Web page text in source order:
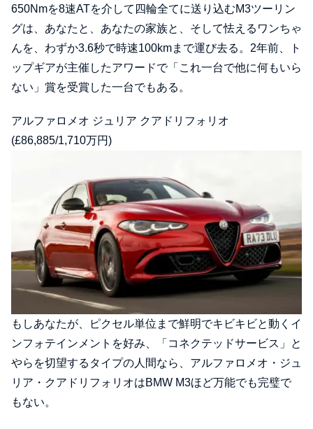
650Nmを8速ATを介して四輪全てに送り込むM3ツーリン
グは、あなたと、あなたの家族と、そして怯えるワンちゃ
んを、わずか3.6秒で時速100kmまで運び去る。2年前、ト
ップギアが主催したアワードで「これ一台で他に何もいら
ない」賞を受賞した一台でもある。
アルファロメオ ジュリア クアドリフォリオ
(£86,885/1,710万円)
もしあなたが、ピクセル単位まで鮮明でキビキビと動くイ
ンフォテインメントを好み、「コネクテッドサービス」と
やらを切望するタイプの人間なら、アルファロメオ・ジュ
リア・クアドリフォリオはBMW M3ほど万能でも完璧で
もない。